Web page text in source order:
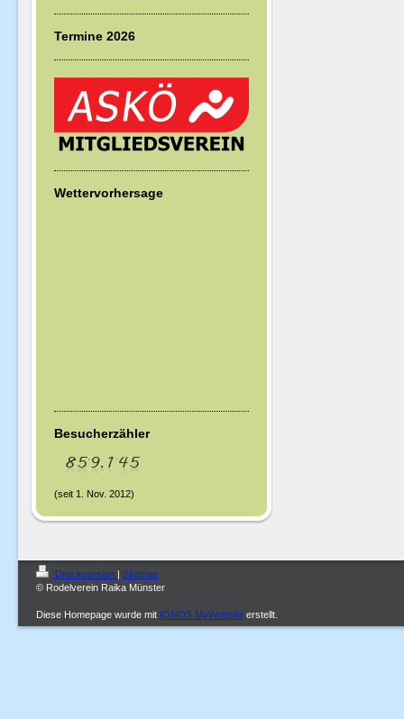
Termine 2026
Wettervorhersage
Besucherzähler
(seit 1. Nov. 2012)
Druckversion | Sitemap
© Rodelverein Raika Münster
Diese Homepage wurde mit IONOS MyWebsite erstellt.